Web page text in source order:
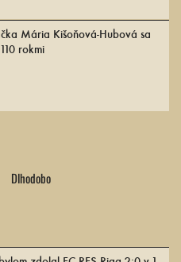
Mária Kišoňová-Hubová sa
rokmi
Dlhodobo